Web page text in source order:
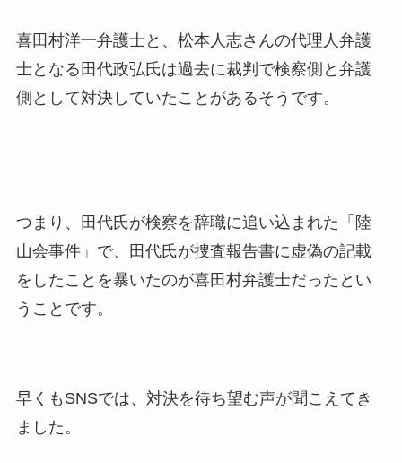
喜田村洋一弁護士と、松本人志さんの代理人弁護
士となる田代政弘氏は過去に裁判で検察側と弁護
側として対決していたことがあるそうです。
つまり、田代氏が検察を辞職に追い込まれた「陸
山会事件」で、田代氏が捜査報告書に虚偽の記載
をしたことを暴いたのが喜田村弁護士だったとい
うことです。
早くもSNSでは、対決を待ち望む声が聞こえてき
ました。